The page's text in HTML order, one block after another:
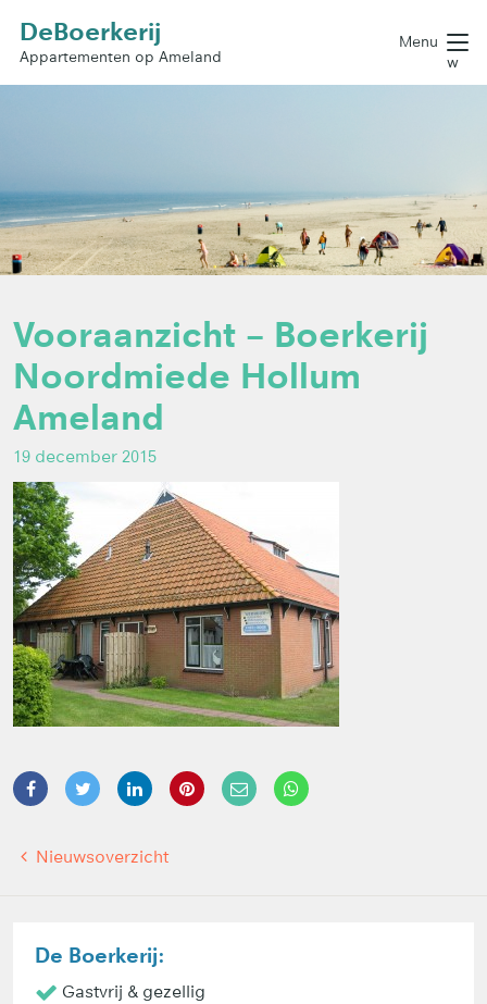
DeBoerkerij
Appartementen op Ameland
Menu
w
Vooraanzicht – Boerkerij
Noordmiede Hollum
Ameland
19 december 2015
Nieuwsoverzicht
De Boerkerij:
Gastvrij & gezellig